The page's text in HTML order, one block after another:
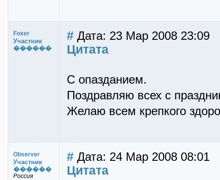
Foxer
Участник
������
# Дата: 23 Мар 2008 23:09
Цитата
C опазданием.
Поздравляю всех с
Желаю всем крепкого
Observer
Участник
������
Россия
# Дата: 24 Мар 2008 08:01
Цитата